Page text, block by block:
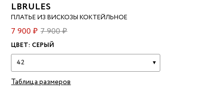
LBRULES
ПЛАТЬЕ ИЗ ВИСКОЗЫ КОКТЕЙЛЬНОЕ
7 900 ₽ 7 900 ₽
ЦВЕТ: СЕРЫЙ
42
Таблица размеров